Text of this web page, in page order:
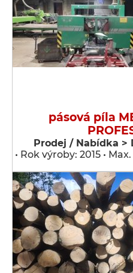
pásová píla
Prodej / Nabídka >
• Rok výroby: 2015 •